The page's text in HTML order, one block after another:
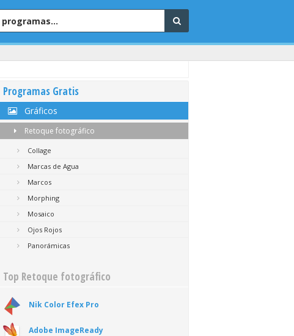
Programas Gratis
Gráficos
Retoque fotográfico
Collage
Marcas de Agua
Marcos
Morphing
Mosaico
Ojos Rojos
Panorámicas
Top Retoque fotográfico
Nik Color Efex Pro
Adobe ImageReady